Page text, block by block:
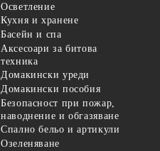
Осветление
Кухня и хранене
Басейн и спа
Аксесоари за битова
техника
Домакински уреди
Домакински пособия
Безопасност при пожар,
наводнение и обгазяване
Спално бельо и артикули
Озеленяване